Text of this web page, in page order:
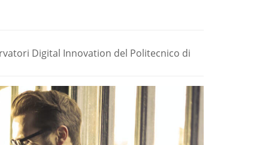
Digital Innovation del Politecnico di